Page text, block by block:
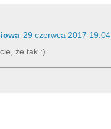
29 czerwca 2017 19:04
że tak :)